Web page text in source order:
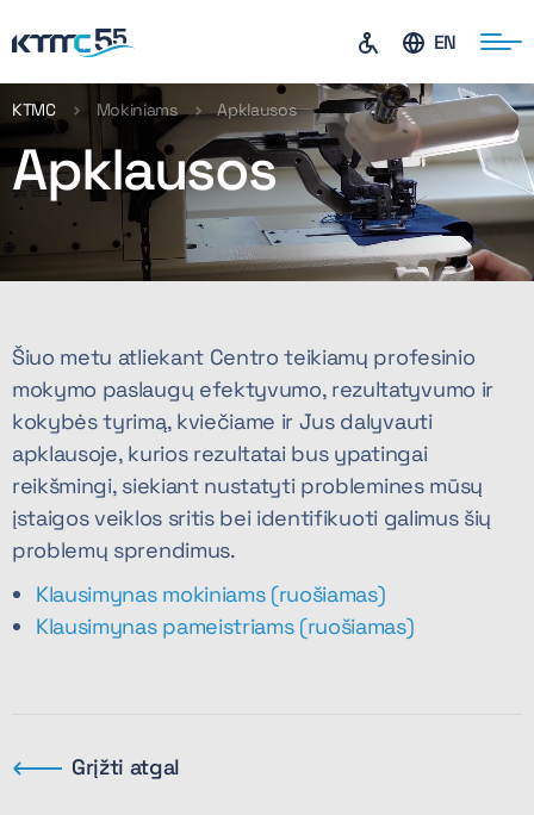
EN
KTMC Mokiniams Apklausos
Apklausos
Šiuo metu atliekant Centro teikiamų profesinio
mokymo paslaugų efektyvumo, rezultatyvumo ir
kokybės tyrimą, kviečiame ir Jus dalyvauti
apklausoje, kurios rezultatai bus ypatingai
reikšmingi, siekiant nustatyti problemines mūsų
įstaigos veiklos sritis bei identifikuoti galimus šių
problemų sprendimus.
Klausimynas mokiniams (ruošiamas)
Klausimynas pameistriams (ruošiamas)
Grįžti atgal